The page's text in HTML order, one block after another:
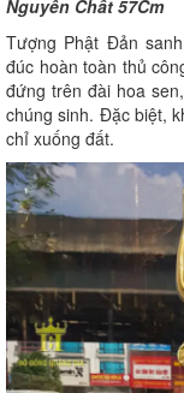
Nguyên Chất 57Cm
Tượng Phật Đản
đúc hoàn toàn thủ
đứng trên đài hoa
chúng sinh. Đặc biệt,
chỉ xuống đất.